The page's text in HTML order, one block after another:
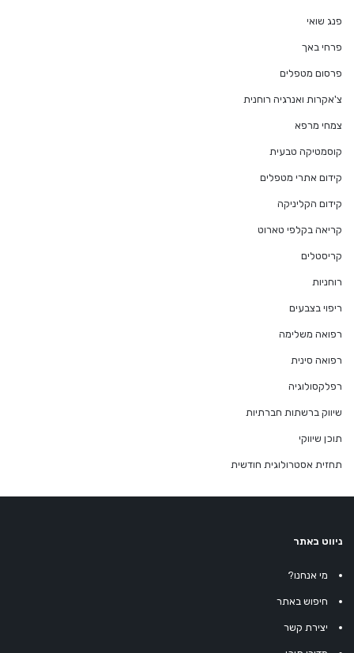
פנג שואי
פרחי באך
פרסום מטפלים
צ'אקרות ואנרגיה רוחנית
צמחי מרפא
קוסמטיקה טבעית
קידום אתרי מטפלים
קידום הקליניקה
קריאה בקלפי טארוט
קריסטלים
רוחניות
ריפוי בצבעים
רפואה משלימה
רפואה סינית
רפלקסולוגיה
שיווק ברשתות חברתיות
תוכן שיווקי
תחזית אסטרולוגית חודשית
ניווט באתר
מי אנחנו?
חיפוש באתר
יצירת קשר